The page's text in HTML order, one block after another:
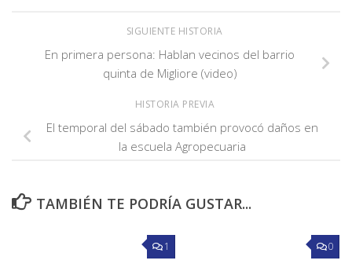
SIGUIENTE HISTORIA
En primera persona: Hablan vecinos del barrio
quinta de Migliore (video)
HISTORIA PREVIA
El temporal del sábado también provocó daños en
la escuela Agropecuaria
TAMBIÉN TE PODRÍA GUSTAR...
1 0